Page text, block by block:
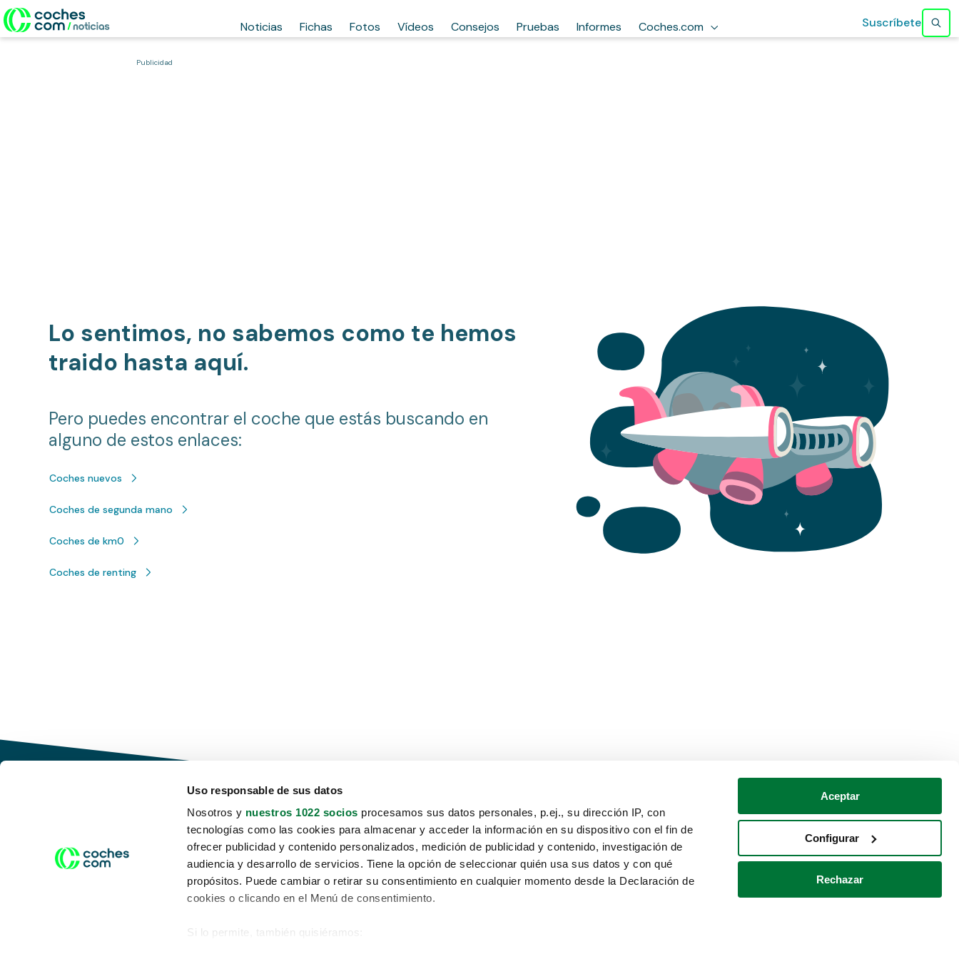
Uso responsable de sus datos
Nosotros y nuestros 1022 socios procesamos sus datos personales, p.ej., su dirección IP, con
tecnologías como las cookies para almacenar y acceder la información en su dispositivo con el fin de
ofrecer publicidad y contenido personalizados, medición de publicidad y contenido, investigación de
audiencia y desarrollo de servicios. Tiene la opción de seleccionar quién usa sus datos y con qué
propósitos. Puede cambiar o retirar su consentimiento en cualquier momento desde la Declaración de
cookies o clicando en el Menú de consentimiento.
Si lo permite, también quisiéramos:
Aceptar
Configurar
Rechazar
Noticias Fichas Fotos Vídeos Consejos Pruebas Informes Coches.com Suscríbete
Publicidad
Lo sentimos, no sabemos como te hemos
traido hasta aquí.
Pero puedes encontrar el coche que estás buscando en
alguno de estos enlaces:
Coches nuevos
Coches de segunda mano
Coches de km0
Coches de renting
Conduce tu futuro,
desata tu movilidad